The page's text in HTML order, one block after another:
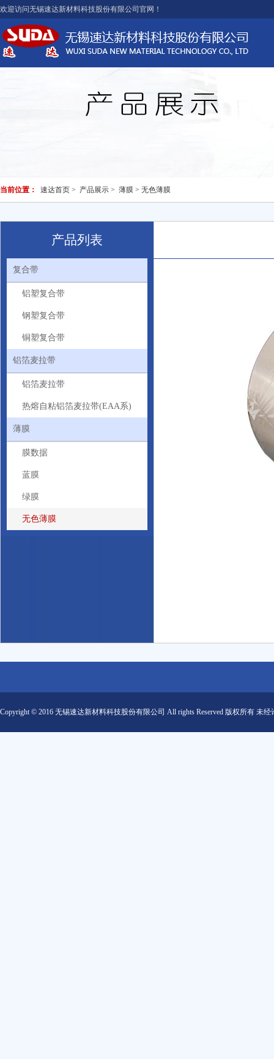
欢迎访问无锡速达新材料科技股份有限公司官网！
当前位置： 速达首页 > 产品展示 > 薄膜 > 无色薄膜
产品列表
复合带
铝塑复合带
钢塑复合带
铜塑复合带
铝箔麦拉带
铝箔麦拉带
热熔自粘铝箔麦拉带(EAA系)
薄膜
膜数据
蓝膜
绿膜
无色薄膜
Copyright © 2016 无锡速达新材料科技股份有限公司 All rights Reserved 版权所有 未